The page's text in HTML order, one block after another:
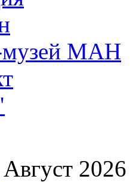
музей МАН
2026